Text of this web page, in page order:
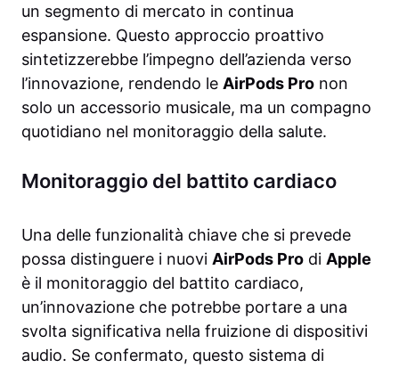
un segmento di mercato in continua
espansione. Questo approccio proattivo
sintetizzerebbe l’impegno dell’azienda verso
l’innovazione, rendendo le AirPods Pro non
solo un accessorio musicale, ma un compagno
quotidiano nel monitoraggio della salute.
Monitoraggio del battito cardiaco
Una delle funzionalità chiave che si prevede
possa distinguere i nuovi AirPods Pro di Apple
è il monitoraggio del battito cardiaco,
un’innovazione che potrebbe portare a una
svolta significativa nella fruizione di dispositivi
audio. Se confermato, questo sistema di